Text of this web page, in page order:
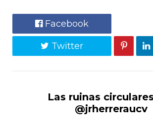
Facebook
Twitter
Las ruinas
@jrherreraucv